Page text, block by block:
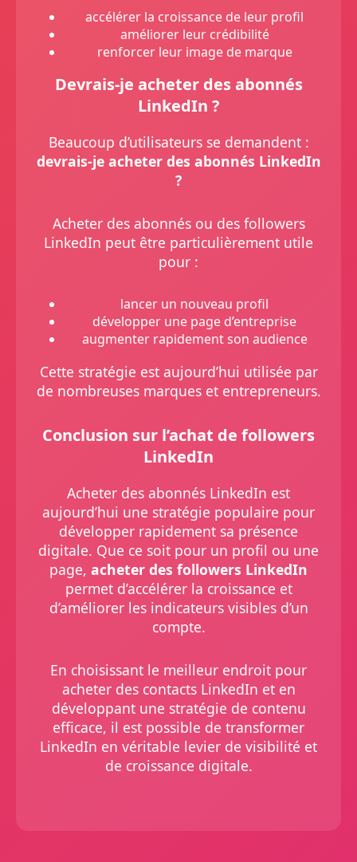
accélérer la croissance de leur profil
améliorer leur crédibilité
renforcer leur image de marque
Devrais-je acheter des abonnés
LinkedIn ?
Beaucoup d’utilisateurs se demandent :
devrais-je acheter des abonnés LinkedIn
?
Acheter des abonnés ou des followers
LinkedIn peut être particulièrement utile
pour :
lancer un nouveau profil
développer une page d’entreprise
augmenter rapidement son audience
Cette stratégie est aujourd’hui utilisée par
de nombreuses marques et entrepreneurs.
Conclusion sur l’achat de followers
LinkedIn
Acheter des abonnés LinkedIn est
aujourd’hui une stratégie populaire pour
développer rapidement sa présence
digitale. Que ce soit pour un profil ou une
page, acheter des followers LinkedIn
permet d’accélérer la croissance et
d’améliorer les indicateurs visibles d’un
compte.
En choisissant le meilleur endroit pour
acheter des contacts LinkedIn et en
développant une stratégie de contenu
efficace, il est possible de transformer
LinkedIn en véritable levier de visibilité et
de croissance digitale.